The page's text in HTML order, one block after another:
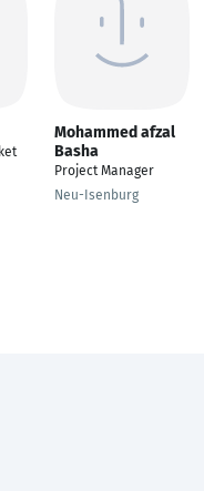
Mohammed afzal
Basha
Project Manager
Neu-Isenburg